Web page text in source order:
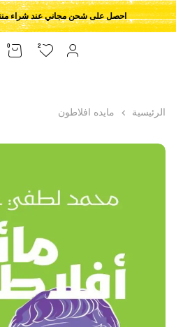
احصل على شحن مجاني عند شراء منتجات
2
0
الرئيسية مايده افلاطون